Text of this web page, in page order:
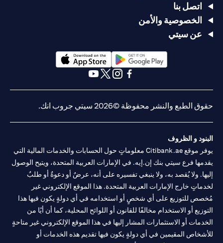
اتصل بنا
الخصوصية والأمن
عن سيتي
opens in a new tab
opens in a new tab
حقوق الطبع والنشر محفوظة ©2026 سيتي جروب انك.
البنود و الظروف
يوفر موقع Citibank.ae معلوماتٍ حول الحسابات والخدمات المالية التي
يقدمها فرع سيتي بنك إن.إيه. في الإمارات العربية المتحدة، ويتيح الوصول
إليها. ولا يُقصد به، ولا ينبغي تفسيره على أنه، عرضٌ أو دعوةٌ أو طلبٌ
لخدماتٍ خارج الإمارات العربية المتحدة. هذا الموقع الإلكتروني غير
مُخصص للتوزيع على أي شخصٍ أو استخدامه في أي دولةٍ يكون فيها هذا
التوزيع أو الاستخدام مخالفًا للقانون أو اللوائح المحلية، كما أن أيًا من
الخدمات أو الاستثمارات المشار إليها في هذا الموقع الإلكتروني غير متاحةٍ
للأشخاص المقيمين في أي دولةٍ يكون فيها تقديم هذه الخدمات أو